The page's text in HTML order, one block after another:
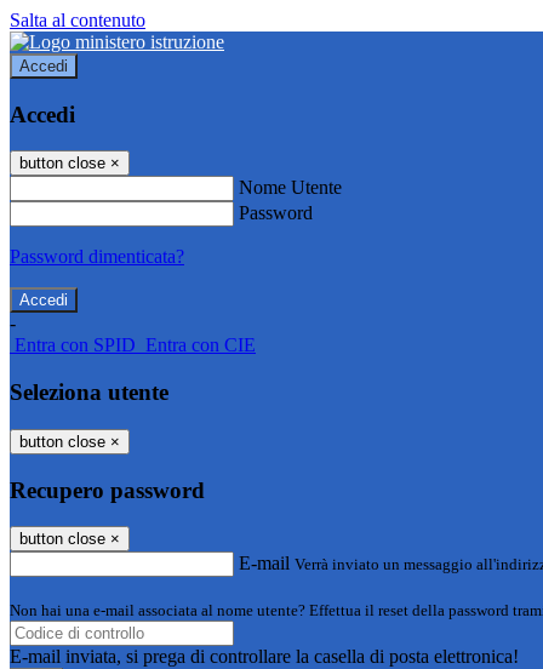
Salta al contenuto
Accedi
Accedi
button close ×
Nome Utente
Password
Password dimenticata?
-
Entra con SPID Entra con CIE
Seleziona utente
button close ×
Recupero password
button close ×
E-mail Verrà inviato un messaggio
Non hai una e-mail associata al nome utente? Effettua il reset della password
E-mail inviata, si prega di controllare la casella di posta elettronica!